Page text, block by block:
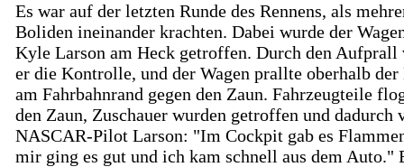
Es war auf der letzten Runde des Rennens, als
Boliden ineinander krachten. Dabei wurde der
Kyle Larson am Heck getroffen. Durch den Aufprall
er die Kontrolle, und der Wagen prallte oberhalb der
am Fahrbahnrand gegen den Zaun. Fahrzeugteile
den Zaun, Zuschauer wurden getroffen und dadurch
NASCAR-Pilot Larson: "Im Cockpit gab es
mir ging es gut und ich kam schnell aus dem Auto."